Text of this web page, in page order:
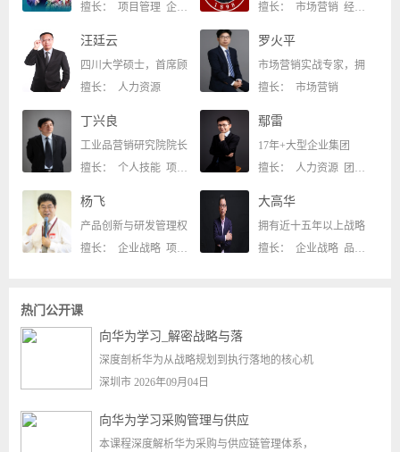
擅长： 项目管理 企业战略
擅长： 市场营销 经营管理
汪廷云
四川大学硕士，首席顾
擅长： 人力资源
罗火平
市场营销实战专家，拥
擅长： 市场营销
丁兴良
工业品营销研究院院长
擅长： 个人技能 项目管理
鄢雷
17年+大型企业集团
擅长： 人力资源 团队管理
杨飞
产品创新与研发管理权
擅长： 企业战略 项目管理
大高华
拥有近十五年以上战略
擅长： 企业战略 品牌管理
热门公开课
向华为学习_解密战略与落
深度剖析华为从战略规划到执行落地的核心机
深圳市 2026年09月04日
向华为学习采购管理与供应
本课程深度解析华为采购与供应链管理体系，